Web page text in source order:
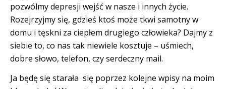
pozwólmy depresji wejść w nasze i innych życie.
Rozejrzyjmy się, gdzieś ktoś może tkwi samotny w
domu i tęskni za ciepłem drugiego człowieka? Dajmy z
siebie to, co nas tak niewiele kosztuje – uśmiech,
dobre słowo, telefon, czy serdeczny mail.
Ja będę się starała się poprzez kolejne wpisy na moim